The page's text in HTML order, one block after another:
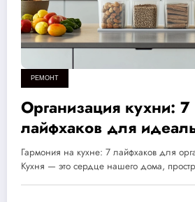
РЕМОНТ
Организация кухни: 7
лайфхаков для
порядка и удобства
пространстве
Гармония на кухне: 7 лайфхаков для
Кухня — это сердце нашего дома,